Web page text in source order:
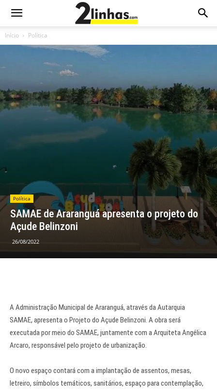
Início Política
Política
SAMAE de Araranguá apresenta o projeto do
Açude Belinzoni
26/08/2022
A Administração Municipal de Araranguá, através da Autarquia
SAMAE, apresenta o Projeto do Açude Belinzoni. A obra será
executada por meio do SAMAE, juntamente com a Arquiteta Angélica
Arcaro, responsável pelo projeto de urbanização.
O novo espaço contará com a implantação de assentos, mesas,
letreiro, símbolos temáticos, sanitários, espaço para contemplação,